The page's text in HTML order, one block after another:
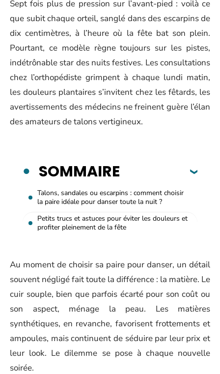
Sept fois plus de pression sur l’avant-pied : voilà ce
que subit chaque orteil, sanglé dans des escarpins de
dix centimètres, à l’heure où la fête bat son plein.
Pourtant, ce modèle règne toujours sur les pistes,
indétrônable star des nuits festives. Les consultations
chez l’orthopédiste grimpent à chaque lundi matin,
les douleurs plantaires s’invitent chez les fêtards, les
avertissements des médecins ne freinent guère l’élan
des amateurs de talons vertigineux.
SOMMAIRE
Talons, sandales ou escarpins : comment choisir
la paire idéale pour danser toute la nuit ?
Petits trucs et astuces pour éviter les douleurs et
profiter pleinement de la fête
Au moment de choisir sa paire pour danser, un détail
souvent négligé fait toute la différence : la matière. Le
cuir souple, bien que parfois écarté pour son coût ou
son aspect, ménage la peau. Les matières
synthétiques, en revanche, favorisent frottements et
ampoules, mais continuent de séduire par leur prix et
leur look. Le dilemme se pose à chaque nouvelle
soirée.